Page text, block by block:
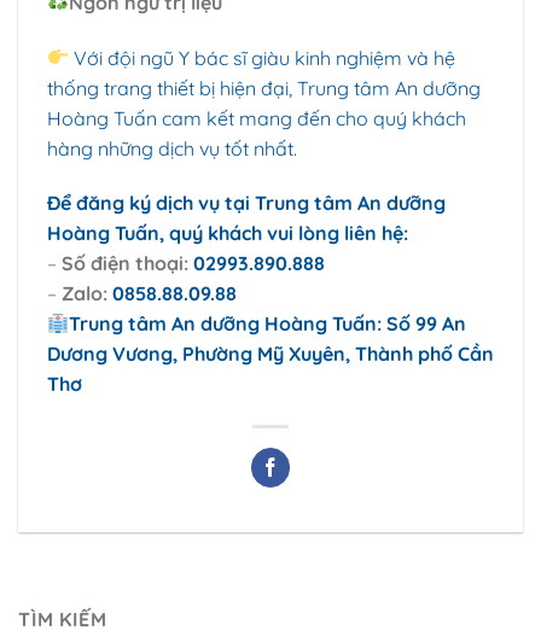
Với đội ngũ Y bác sĩ giàu kinh nghiệm và hệ
thống trang thiết bị hiện đại, Trung tâm An dưỡng
Hoàng Tuấn cam kết mang đến cho quý khách
hàng những dịch vụ tốt nhất.
Để đăng ký dịch vụ tại Trung tâm An dưỡng
Hoàng Tuấn, quý khách vui lòng liên hệ:
– Số điện thoại: 02993.890.888
– Zalo: 0858.88.09.88
Trung tâm An dưỡng Hoàng Tuấn: Số 99 An
Dương Vương, Phường Mỹ Xuyên, Thành phố Cần
Thơ
TÌM KIẾM